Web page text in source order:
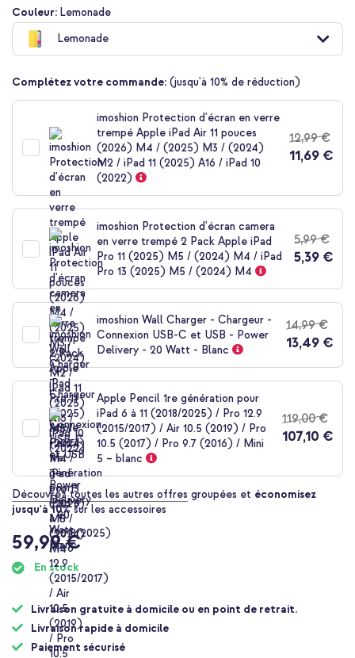
Passer
au
début
de
Galerie
d’images
Couleur: Lemonade
Lemonade
Complétez votre commande: (jusqu'à 10% de réduction)
imoshion Protection d'écran en verre
trempé Apple iPad Air 11 pouces
(2026) M4 / (2025) M3 / (2024)
M2 / iPad 11 (2025) A16 / iPad 10
(2022)
12,99 €
11,69 €
imoshion Protection d'écran camera
en verre trempé 2 Pack Apple iPad
Pro 11 (2025) M5 / (2024) M4 / iPad
Pro 13 (2025) M5 / (2024) M4
5,99 €
5,39 €
imoshion Wall Charger - Chargeur -
Connexion USB-C et USB - Power
Delivery - 20 Watt - Blanc
14,99 €
13,49 €
Apple Pencil 1re génération pour
iPad 6 à 11 (2018/2025) / Pro 12.9
(2015/2017) / Air 10.5 (2019) / Pro
10.5 (2017) / Pro 9.7 (2016) / Mini
5 – blanc
119,00 €
107,10 €
Découvrez toutes les autres offres groupées et économisez
jusqu'à 10%sur les accessoires
59,99 €
En stock
Livraison gratuite à domicile ou en point de retrait.
Livraison rapide à domicile
Paiement sécurisé